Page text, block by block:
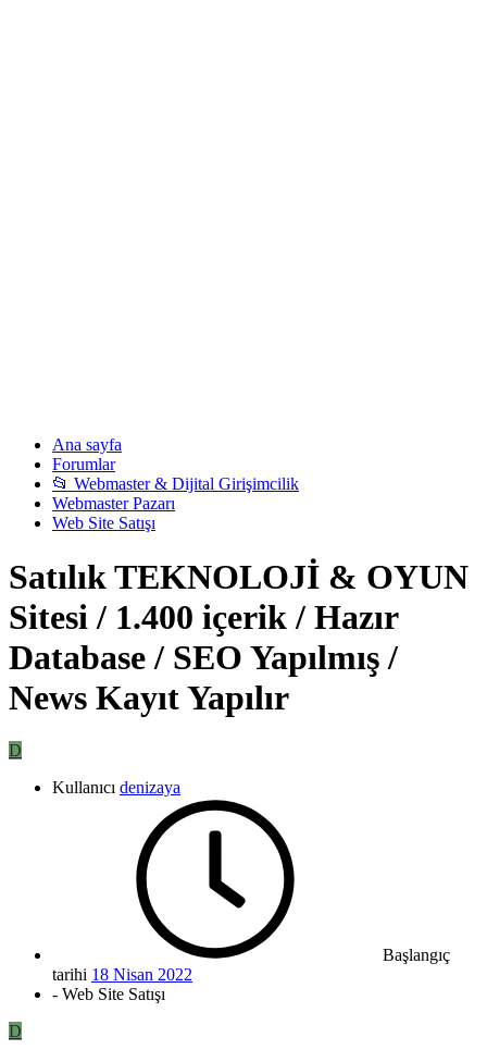
Ana sayfa
Forumlar
📂 Webmaster & Dijital Girişimcilik
Webmaster Pazarı
Web Site Satışı
Satılık TEKNOLOJİ & OYUN
Sitesi / 1.400 içerik / Hazır
Database / SEO Yapılmış /
News Kayıt Yapılır
D
Kullanıcı denizaya
Başlangıç
tarihi 18 Nisan 2022
- Web Site Satışı
D